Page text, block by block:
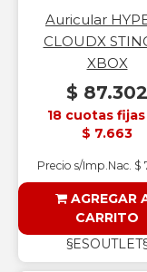
Auricular
CLOUDX
XBOX
$ 87.302
18 cuotas
$ 7.663
Precio s/Imp.Nac. $
AGREGAR
CARRITO